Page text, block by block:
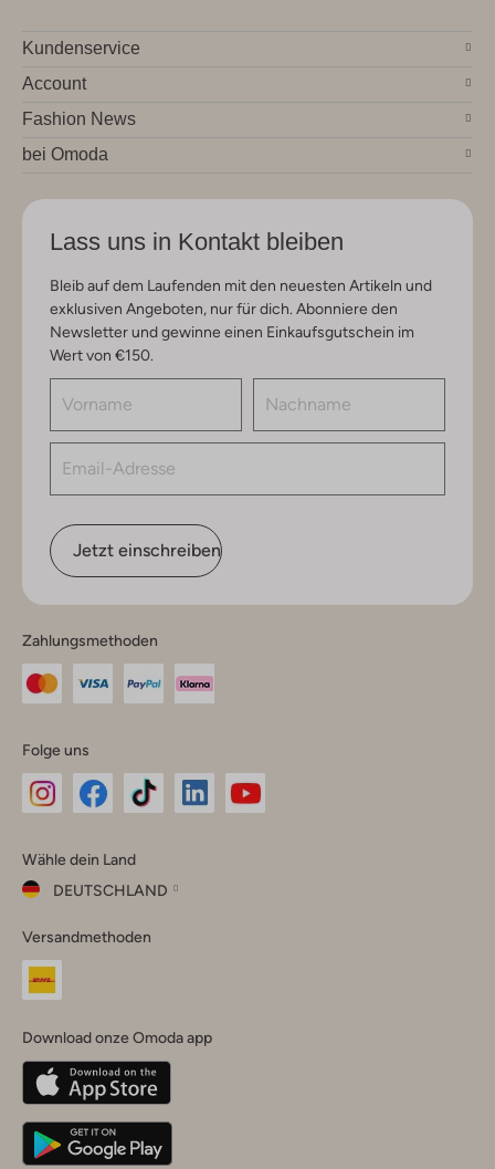
Kundenservice
Account
Fashion News
bei Omoda
Lass uns in Kontakt bleiben
Bleib auf dem Laufenden mit den neuesten Artikeln und
exklusiven Angeboten, nur für dich. Abonniere den
Newsletter und gewinne einen Einkaufsgutschein im
Wert von €150.
Jetzt einschreiben
Zahlungsmethoden
Folge uns
Instagram
Facebook
TikTok
Wähle dein Land
DEUTSCHLAND
dein
Land
Belgique(Français)
Deutschland
Versandmethoden
Download onze Omoda app